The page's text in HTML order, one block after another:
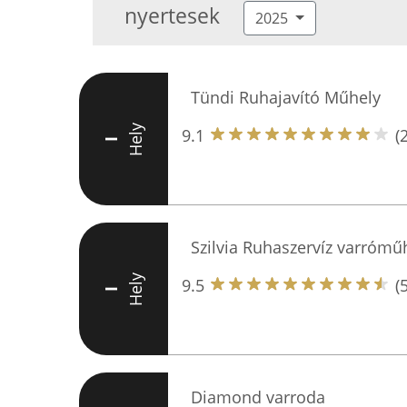
nyertesek 2025
I Hely
Tündi Ruhajavító Műhely
9.1
I Hely
Szilvia Ruhaszervíz
9.5
Diamond varroda